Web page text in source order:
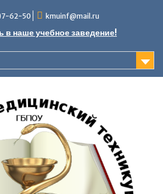
62-50 kmuinf@mail.ru
в наше учебное заведение!